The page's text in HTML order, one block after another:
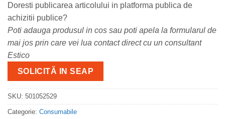
Doresti publicarea articolului in platforma publica de
achizitii publice?
Poti adauga produsul in cos sau poti apela la formularul de
mai jos prin care vei lua contact direct cu un consultant
Estico
SOLICITĂ IN SEAP
SKU: 501052529
Categorie: Consumabile